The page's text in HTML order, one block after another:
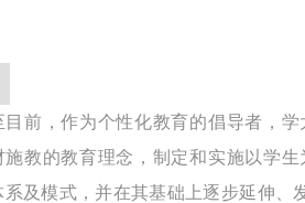
目前，作为个性化教育的倡导者，学
施教的教育理念，制定和实施以学生
系及模式，并在其基础上逐步延伸、